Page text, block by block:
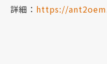
詳細： https://